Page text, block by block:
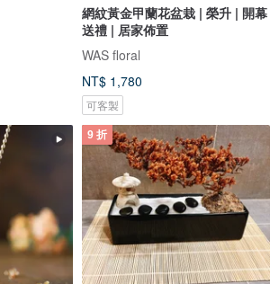
網紋黃金甲蘭花盆栽 | 榮升 | 開幕
送禮 | 居家佈置
WAS floral
NT$ 1,780
可客製
9 折